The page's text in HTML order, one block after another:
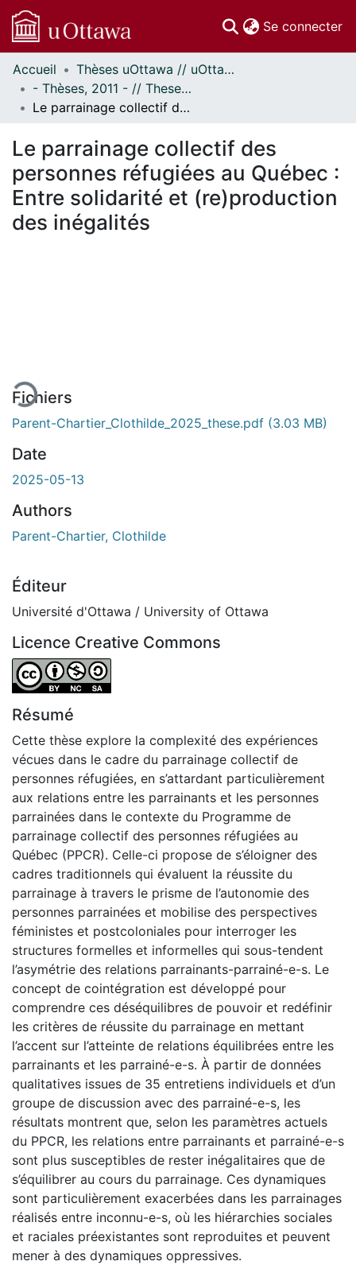
Se connecter
Communautés
et collections
Parcourir
À propos
Accueil
Thèses uOttawa // uOttawa Theses
- Thèses, 2011 - // Theses, 2011 -
Le parrainage collectif des personnes réfugiées au Québec : Entre solidarité et (re)production des inégalités
Le parrainage collectif des
personnes réfugiées au Québec :
Entre solidarité et (re)production
des inégalités
Fichiers
Parent-Chartier_Clothilde_2025_these.pdf (3.03 MB)
Date
2025-05-13
Authors
Parent-Chartier, Clothilde
Éditeur
Université d'Ottawa / University of Ottawa
Licence Creative Commons
Attribution-NonCommercial-ShareAlike 4.0 International
Résumé
Cette thèse explore la complexité des expériences
vécues dans le cadre du parrainage collectif de
personnes réfugiées, en s’attardant particulièrement
aux relations entre les parrainants et les personnes
parrainées dans le contexte du Programme de
parrainage collectif des personnes réfugiées au
Québec (PPCR). Celle-ci propose de s’éloigner des
cadres traditionnels qui évaluent la réussite du
parrainage à travers le prisme de l’autonomie des
personnes parrainées et mobilise des perspectives
féministes et postcoloniales pour interroger les
structures formelles et informelles qui sous-tendent
l’asymétrie des relations parrainants-parrainé-e-s. Le
concept de cointégration est développé pour
comprendre ces déséquilibres de pouvoir et redéfinir
les critères de réussite du parrainage en mettant
l’accent sur l’atteinte de relations équilibrées entre les
parrainants et les parrainé-e-s. À partir de données
qualitatives issues de 35 entretiens individuels et d’un
groupe de discussion avec des parrainé-e-s, les
résultats montrent que, selon les paramètres actuels
du PPCR, les relations entre parrainants et parrainé-e-s
sont plus susceptibles de rester inégalitaires que de
s’équilibrer au cours du parrainage. Ces dynamiques
sont particulièrement exacerbées dans les parrainages
réalisés entre inconnu-e-s, où les hiérarchies sociales
et raciales préexistantes sont reproduites et peuvent
mener à des dynamiques oppressives.